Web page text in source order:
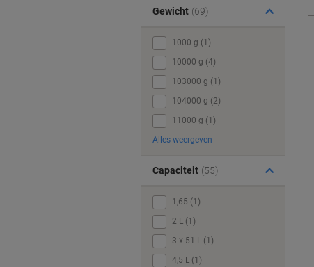
Gewicht (69)
1000 g (1)
10000 g (4)
103000 g (1)
104000 g (2)
11000 g (1)
Alles weergeven
Capaciteit (55)
1,65 (1)
2 L (1)
3 x 51 L (1)
4,5 L (1)